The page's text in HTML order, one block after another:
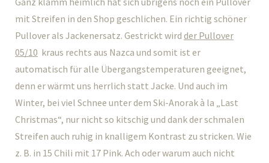
mit Streifen in den Shop geschlichen. Ein richtig schöner
Pullover als Jackenersatz. Gestrickt wird der Pullover
05/10 kraus rechts aus Nazca und somit ist er
automatisch für alle Übergangstemperaturen geeignet,
denn er wärmt uns herrlich statt Jacke. Und auch im
Winter, bei viel Schnee unter dem Ski-Anorak à la „Last
Christmas“, nur nicht so kitschig und dank der schmalen
Streifen auch ruhig in knalligem Kontrast zu stricken. Wie
z. B. in 15 Chili mit 17 Pink. Ach oder warum auch nicht